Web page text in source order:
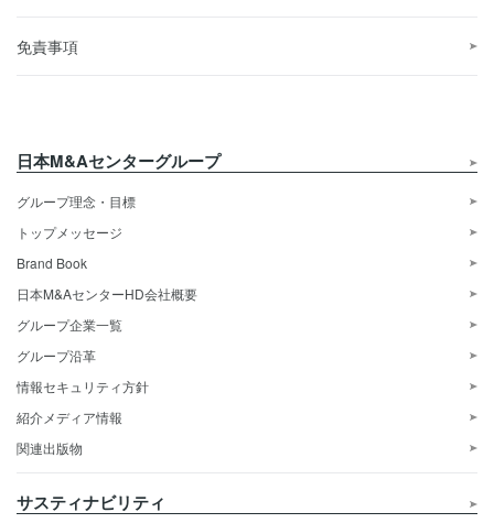
免責事項
日本M&Aセンターグループ
グループ理念・目標
トップメッセージ
Brand Book
日本M&AセンターHD会社概要
グループ企業一覧
グループ沿革
情報セキュリティ方針
紹介メディア情報
関連出版物
サスティナビリティ